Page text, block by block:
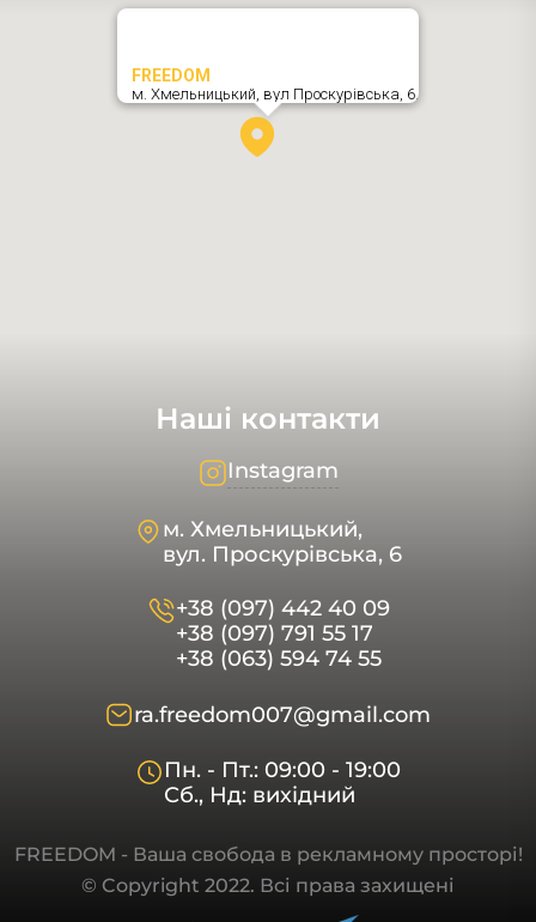
Наші контакти
Instagram
м. Хмельницький,
вул. Проскурівська, 6
+38 (097) 442 40 09
+38 (097) 791 55 17
+38 (063) 594 74 55
ra.freedom007@gmail.com
Пн. - Пт.: 09:00 - 19:00
Сб., Нд: вихідний
FREEDOM
м. Хмельницький, вул Проскурівська, 6,
FREEDOM - Ваша свобода в рекламному просторі!
© Copyright 2022. Всі права захищені